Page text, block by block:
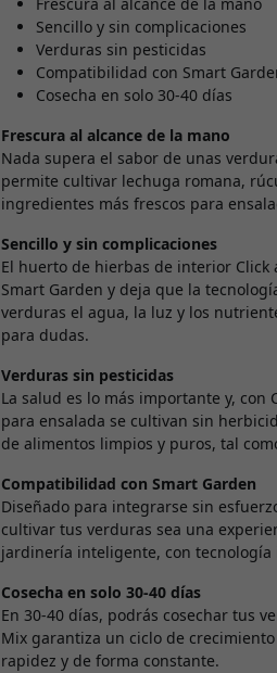
Sencillo y sin complicaciones
Verduras sin pesticidas
Compatibilidad con Smart
Cosecha en solo 30-40 días
Frescura al alcance de la mano
Nada supera el sabor de unas
permite cultivar lechuga romana,
ingredientes más frescos para
Sencillo y sin complicaciones
El huerto de hierbas de interior
Smart Garden y deja que la
verduras el agua, la luz y los
para dudas.
Verduras sin pesticidas
La salud es lo más importante y,
para ensalada se cultivan sin
de alimentos limpios y puros, tal
Compatibilidad con Smart Garden
Diseñado para integrarse sin
cultivar tus verduras sea una
jardinería inteligente, con
Cosecha en solo 30-40 días
En 30-40 días, podrás cosechar tus
Mix garantiza un ciclo de
rapidez y de forma constante.